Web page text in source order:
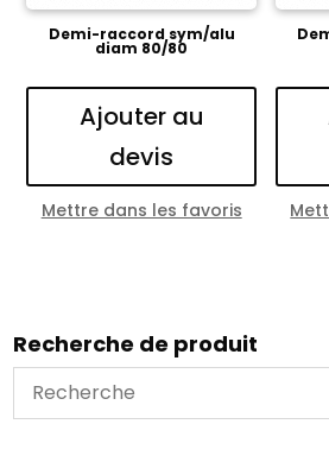
Demi-raccord sym/alu
diam 80/80
Ajouter au
devis
Mettre dans les favoris
Recherche de produit